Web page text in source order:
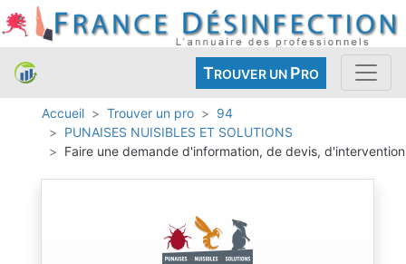
TROUVER UN PRO
Accueil Trouver un pro
94
PUNAISES NUISIBLES ET SOLUTIONS
Faire une demande d'information, de devis, d'intervention